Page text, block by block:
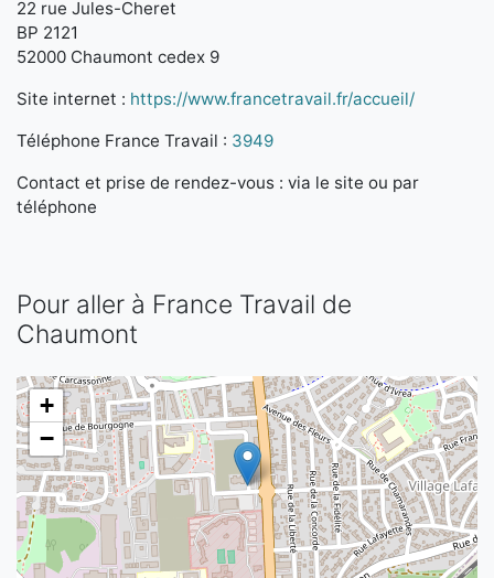
22 rue Jules-Cheret
BP 2121
52000 Chaumont cedex 9
Site internet : https://www.francetravail.fr/accueil/
Téléphone France Travail : 3949
Contact et prise de rendez-vous : via le site ou par
téléphone
Pour aller à France Travail de
Chaumont
+
−